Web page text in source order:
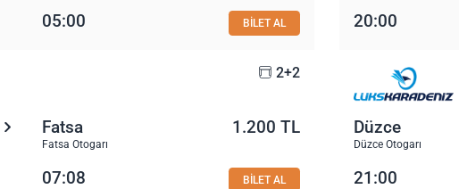
05:00 BİLET AL 20:00
2+2
Fatsa
Fatsa Otogarı
1.200 TL
07:08 BİLET AL
Düzce
Düzce Otogarı
21:00